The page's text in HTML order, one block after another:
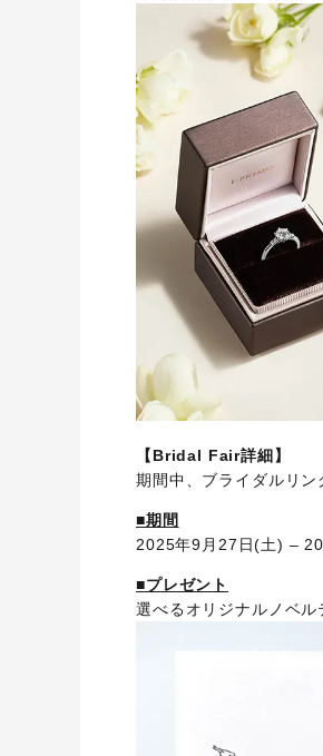
【Bridal Fair詳細】
期間中、ブライダルリ
■期間
2025年9月27日(土) –
■プレゼント
選べるオリジナルノベ